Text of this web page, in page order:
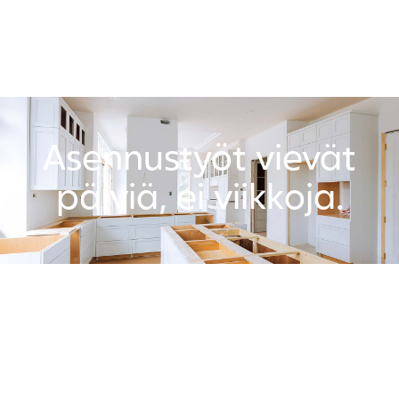
Asennustyöt vievät
päiviä, ei viikkoja.